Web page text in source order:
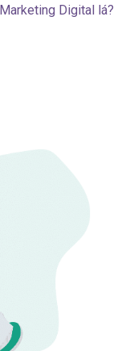
Digital lá?